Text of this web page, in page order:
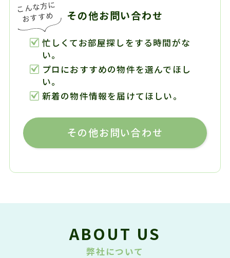
その他お問い合わせ
忙しくてお部屋探しをする時間がな
い。
プロにおすすめの物件を選んでほし
い。
新着の物件情報を届けてほしい。
その他お問い合わせ
ABOUT US
弊社について